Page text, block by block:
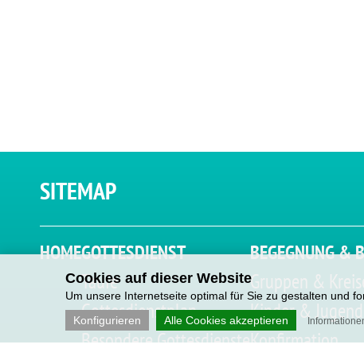
SITEMAP
HOMEGOTTESDIENST
Taufe
Gottesdienstplan
Besondere Gottesdienste
BEGEGNUNG &
Gruppen &
Kinder & Jugend
Konfirmation
Cookies auf dieser Website
Um unsere Internetseite optimal für Sie zu gestalten und
Konfigurieren
Alle Cookies akzeptieren